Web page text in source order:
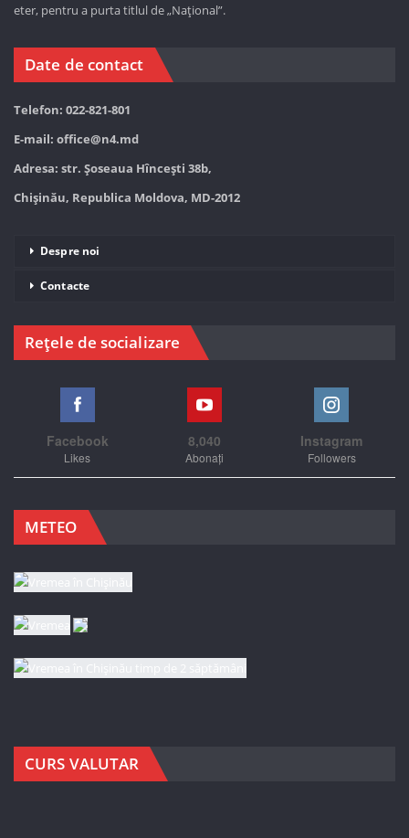
eter, pentru a purta titlul de „Național”.
Date de contact
Telefon: 022-821-801
E-mail: office@n4.md
Adresa: str. Șoseaua Hînceşti 38b,
Chișinău, Republica Moldova, MD-2012
Despre noi
Contacte
Rețele de socializare
Facebook
Likes
8,040
Abonați
Instagram
Followers
METEO
CURS VALUTAR